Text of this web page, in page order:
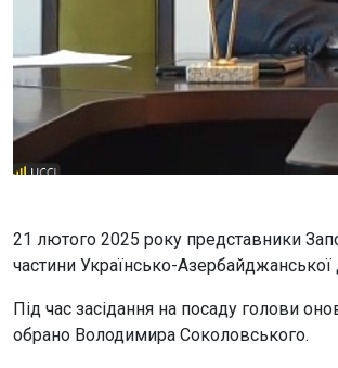
21 лютого 2025 року представники
частини Українсько-Азербайджанської
Під час засідання на посаду голови
обрано Володимира Соколовського.